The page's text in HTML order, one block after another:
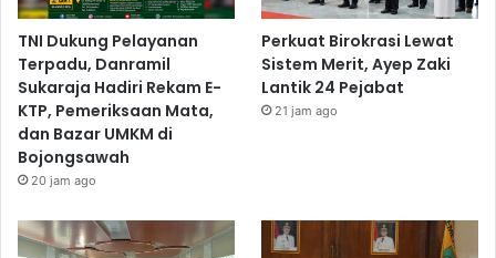
TNI Dukung Pelayanan
Terpadu, Danramil
Sukaraja Hadiri Rekam E-
KTP, Pemeriksaan Mata,
dan Bazar UMKM di
Bojongsawah
20 jam ago
Perkuat Birokrasi Lewat
Sistem Merit, Ayep Zaki
Lantik 24 Pejabat
21 jam ago